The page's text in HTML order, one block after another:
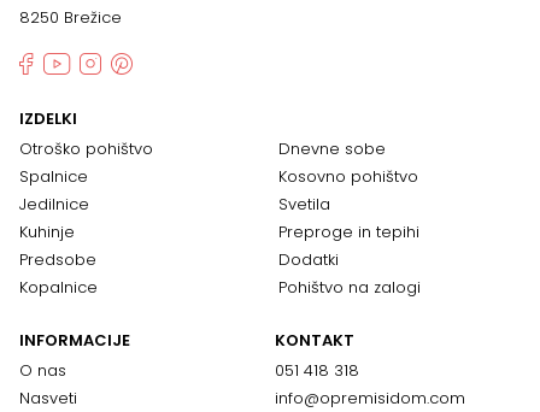
8250 Brežice
IZDELKI
Otroško pohištvo
Spalnice
Jedilnice
Kuhinje
Predsobe
Kopalnice
Dnevne sobe
Kosovno pohištvo
Svetila
Preproge in tepihi
Dodatki
Pohištvo na zalogi
INFORMACIJE
O nas
Nasveti
KONTAKT
051 418 318
info@opremisidom.com